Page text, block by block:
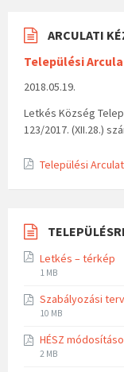
ARCULATI
Települési
2018.05.19.
Letkés Község
123/2017. (XII.28.)
Települési
Letkés – térkép
1 MB
Szabályozási
10 MB
HÉSZ
2 MB